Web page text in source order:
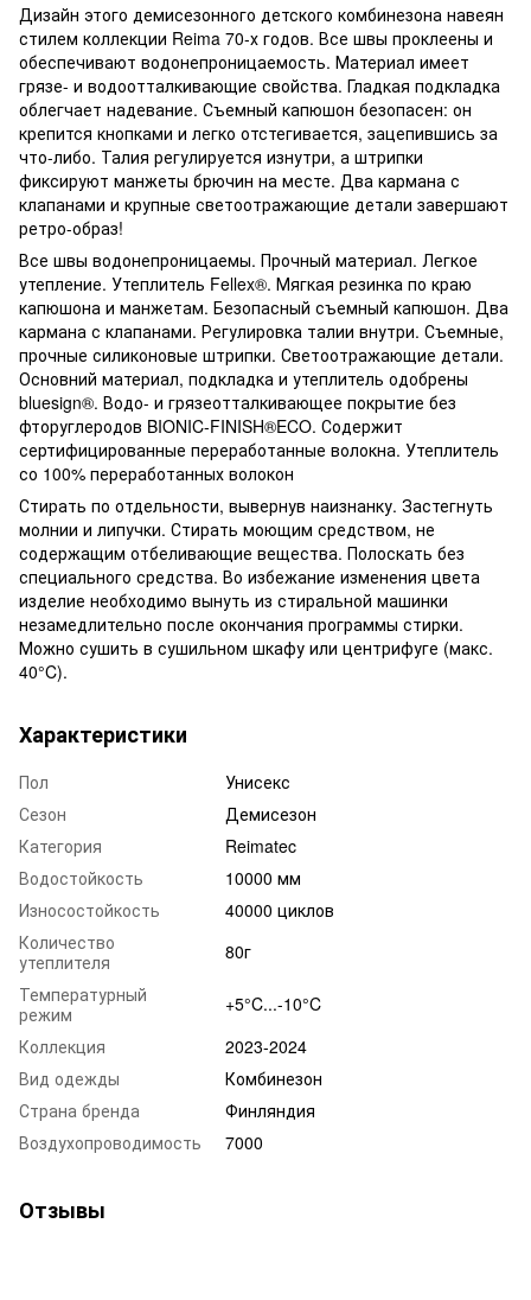
Дизайн этого демисезонного детского комбинезона навеян
стилем коллекции Reima 70-х годов. Все швы проклеены и
обеспечивают водонепроницаемость. Материал имеет
грязе- и водоотталкивающие свойства. Гладкая подкладка
облегчает надевание. Съемный капюшон безопасен: он
крепится кнопками и легко отстегивается, зацепившись за
что-либо. Талия регулируется изнутри, а штрипки
фиксируют манжеты брючин на месте. Два кармана с
клапанами и крупные светоотражающие детали завершают
ретро-образ!
Все швы водонепроницаемы. Прочный материал. Легкое
утепление. Утеплитель Fellex®. Мягкая резинка по краю
капюшона и манжетам. Безопасный съемный капюшон. Два
кармана с клапанами. Регулировка талии внутри. Съемные,
прочные силиконовые штрипки. Светоотражающие детали.
Основний материал, подкладка и утеплитель одобрены
bluesign®. Водо- и грязеотталкивающее покрытие без
фторуглеродов BIONIC-FINISH®ECO. Содержит
сертифицированные переработанные волокна. Утеплитель
со 100% переработанных волокон
Стирать по отдельности, вывернув наизнанку. Застегнуть
молнии и липучки. Стирать моющим средством, не
содержащим отбеливающие вещества. Полоскать без
специального средства. Во избежание изменения цвета
изделие необходимо вынуть из стиральной машинки
незамедлительно после окончания программы стирки.
Можно сушить в сушильном шкафу или центрифуге (макс.
40°C).
Характеристики
Пол
Унисекс
Сезон
Демисезон
Категория
Reimatec
Водостойкость
10000 мм
Износостойкость
40000 циклов
Количество
утеплителя
80г
Температурный
режим
+5°C...-10°C
Коллекция
2023-2024
Вид одежды
Комбинезон
Страна бренда
Финляндия
Воздухопроводимость
7000
Отзывы